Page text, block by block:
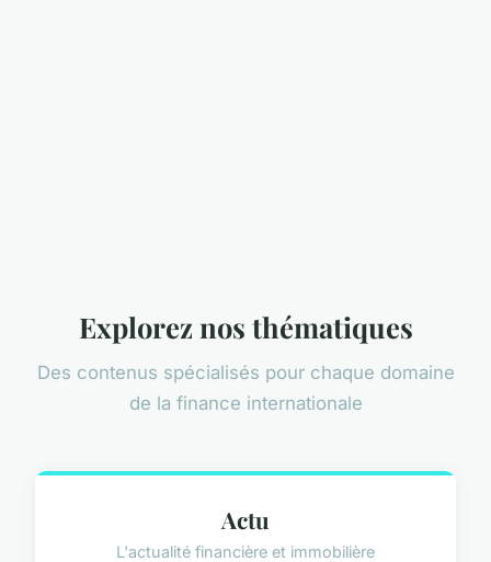
Explorez nos thématiques
Des contenus spécialisés pour chaque domaine
de la finance internationale
Actu
L'actualité financière et immobilière